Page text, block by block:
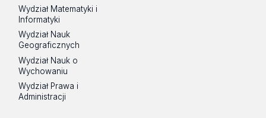
Wydział Matematyki i
Informatyki
Wydział Nauk
Geograficznych
Wydział Nauk o
Wychowaniu
Wydział Prawa i
Administracji